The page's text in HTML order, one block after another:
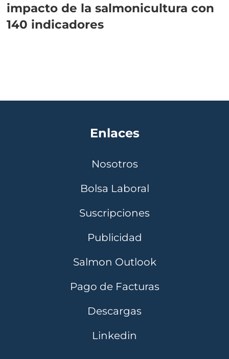
impacto de la salmonicultura con
140 indicadores
Enlaces
Nosotros
Bolsa Laboral
Suscripciones
Publicidad
Salmon Outlook
Pago de Facturas
Descargas
Linkedin